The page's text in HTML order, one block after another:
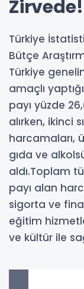
Zirvede!
Türkiye
Bütçe
Türkiye
amaçlı
payı yüzde
alırken, ikinci
harcamaları,
gıda ve
aldı.Toplam
payı alan
sigorta ve
eğitim
ve kültür ile